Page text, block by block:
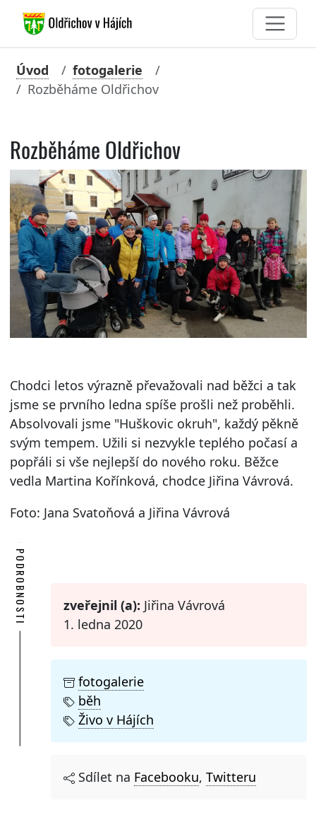
Úvod
fotogalerie
Rozběháme Oldřichov
Rozběháme Oldřichov
Chodci letos výrazně převažovali nad běžci a tak
jsme se prvního ledna spíše prošli než proběhli.
Absolvovali jsme "Huškovic okruh", každý pěkně
svým tempem. Užili si nezvykle teplého počasí a
popřáli si vše nejlepší do nového roku. Běžce
vedla Martina Kořínková, chodce Jiřina Vávrová.
Foto: Jana Svatoňová a Jiřina Vávrová
PODROBNOSTI zveřejnil (a): Jiřina Vávrová
1. ledna 2020
fotogalerie
běh
Živo v Hájích
Sdílet na Facebooku, Twitteru